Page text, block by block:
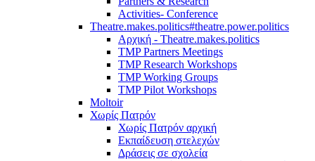
Activities- Conference
Theatre.makes.politics#theatre.power.politics
Αρχική - Theatre.makes.politics
TMP Partners Meetings
TMP Research Workshops
TMP Working Groups
TMP Pilot Workshops
Moltoir
Χωρίς Πατρόν
Χωρίς Πατρόν αρχική
Εκπαίδευση στελεχών
Δράσεις σε σχολεία